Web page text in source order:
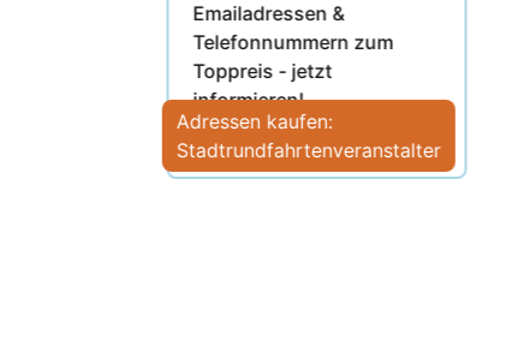
Emailadressen &
Telefonnummern zum
Toppreis - jetzt
informieren!
Adressen kaufen:
Stadtrundfahrtenveranstalter